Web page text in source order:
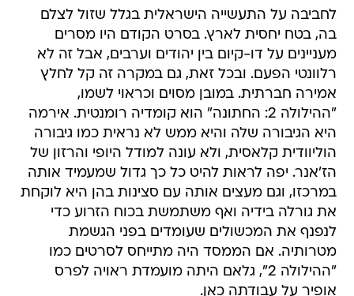
לחביבה על התעשייה הישראלית בגלל שזול לצלם
בה, בטח יחסית לארץ. בסרט הקודם היו מסרים
מעניינים על דו-קיום בין יהודים וערבים, אבל זה לא
רלוונטי הפעם. ובכל זאת, גם במקרה זה קל לחלץ
אמירה חברתית. במובן מסוים וכראוי לשמו,
"ההילולה 2: החתונה" הוא קומדיה רומנטית. אירמה
היא הגיבורה שלה והיא ממש לא נראית כמו גיבורה
הוליוודית קלאסית, ולא עונה למודל היופי והרזון של
הז'אנר. יפה לראות להיט כל כך גדול שמעמיד אותה
במרכזו, וגם מעצים אותה עם סצינות בהן היא לוקחת
את גורלה בידיה ואף משתמשת בכוח הזרוע כדי
לנפנף את המכשולים שעומדים בפני הגשמת
מטרותיה. אם הממסד היה מתייחס לסרטים כמו
"ההילולה 2", גלאם היתה מועמדת ראויה לפרס
אופיר על עבודתה כאן.